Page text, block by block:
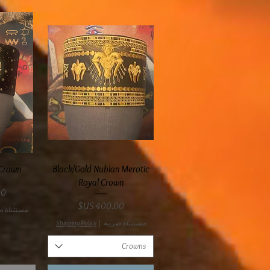
العرض السريع
Black/Gold Nubian Merotic
Royal Crown
السعر
مستثناة ضريبة |
Shipping Policy
Crowns
مستثناة